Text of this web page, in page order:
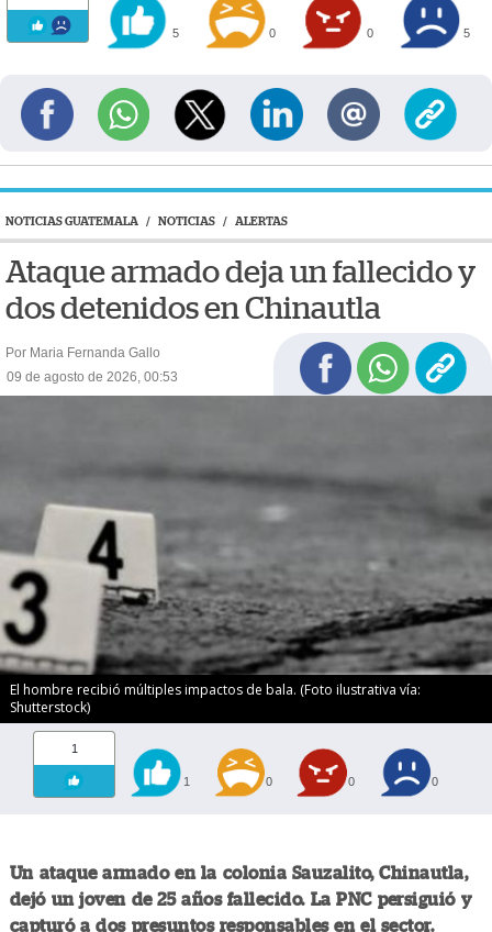
5 0 0 5
NOTICIAS GUATEMALA / NOTICIAS / ALERTAS
Ataque armado deja un fallecido y
dos detenidos en Chinautla
Por Maria Fernanda Gallo
09 de agosto de 2026, 00:53
El hombre recibió múltiples impactos de bala. (Foto ilustrativa vía:
Shutterstock)
1
1 0 0 0
Un ataque armado en la colonia Sauzalito, Chinautla,
dejó un joven de 25 años fallecido. La PNC persiguió y
capturó a dos presuntos responsables en el sector.